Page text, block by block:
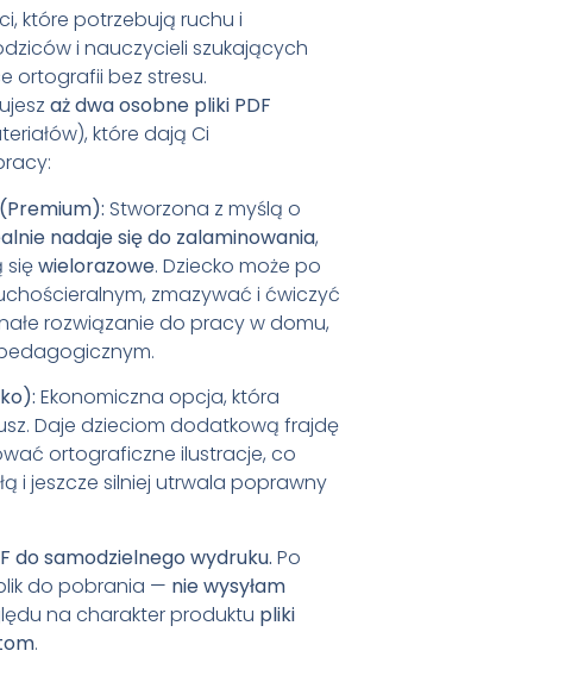
które potrzebują ruchu i
i nauczycieli szukających
ortografii bez stresu.
aż dwa osobne pliki PDF
które dają Ci
Stworzona z myślą o
nadaje się do zalaminowania,
sięwielorazowe. Dziecko może po
zmazywać i ćwiczyć
rozwiązanie do pracy w domu,
Ekonomiczna opcja, która
Daje dzieciom dodatkową frajdę
ortograficzne ilustracje, co
i jeszcze silniej utrwala poprawny
do samodzielnego wydruku. Po
do pobrania — nie wysyłam
na charakter produktu pliki
.